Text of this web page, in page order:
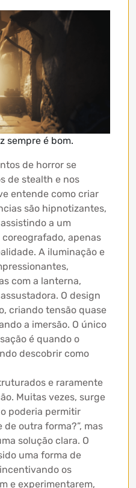
sempre é bom.
de horror se
de stealth e nos
entende como criar
são hipnotizantes,
a um
apenas
A iluminação e
com a lanterna,
O design
criando tensão quase
a imersão. O único
é quando o
descobrir como
e raramente
Muitas vezes, surge
poderia permitir
de outra forma?”, mas
solução clara. O
uma forma de
os
e experimentarem,